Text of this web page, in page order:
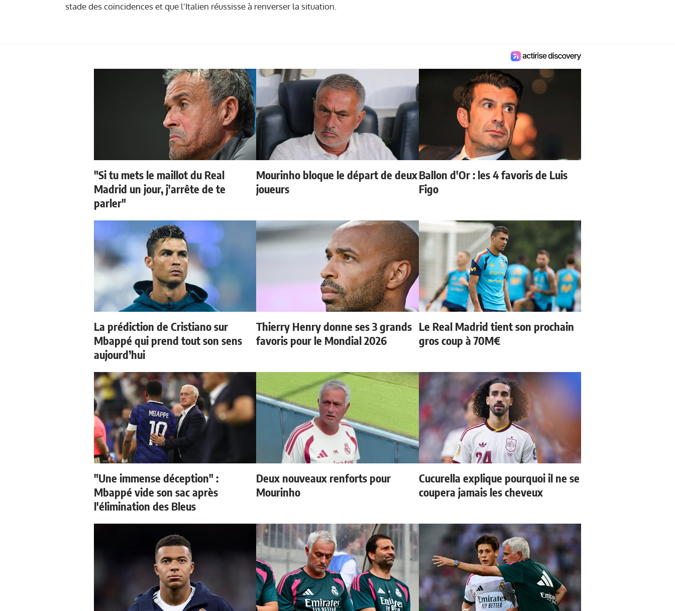
stade des coïncidences et que l'Italien réussisse à renverser la situation.
"Si tu mets le maillot du Real
Madrid un jour, j'arrête de te
parler"
Mourinho bloque le départ de deux
joueurs
Ballon d'Or : les 4 favoris de Luis
Figo
La prédiction de Cristiano sur
Mbappé qui prend tout son sens
aujourd’hui
Thierry Henry donne ses 3 grands
favoris pour le Mondial 2026
Le Real Madrid tient son prochain
gros coup à 70M€
"Une immense déception" :
Mbappé vide son sac après
l'élimination des Bleus
Deux nouveaux renforts pour
Mourinho
Cucurella explique pourquoi il ne se
coupera jamais les cheveux